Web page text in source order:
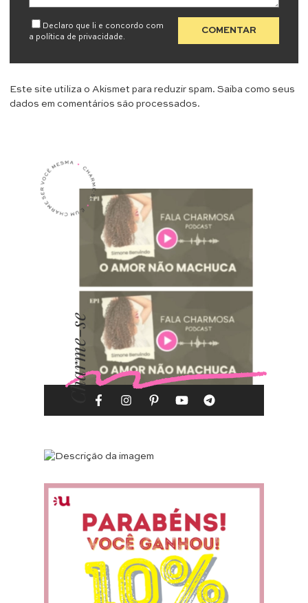
Declaro que li e concordo com
a política de privacidade.
Este site utiliza o Akismet para reduzir spam. Saiba como seus
dados em comentários são processados.
Charme-se